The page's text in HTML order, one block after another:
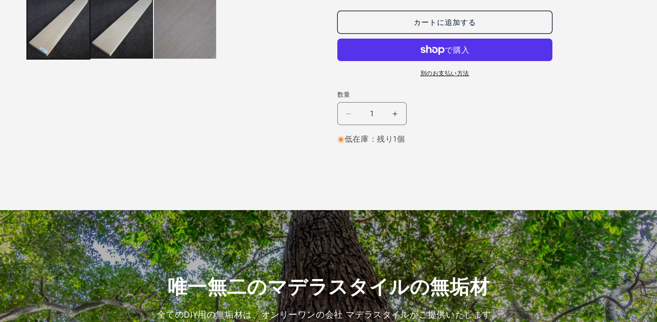
ア
カートに追加する
別のお支払い方法
数量
イ
目
1000×30×170
（仕
上
げ
加
工
済
み
商
ホ
イ
目
1000×30×170
（仕
上
げ
加
工
済
み
商
低在庫：残り1個
唯一無二のマデラスタイルの無垢材
全てのDIY用の無垢材は、オンリーワンの会社 マデラスタイルがご提供いたします。